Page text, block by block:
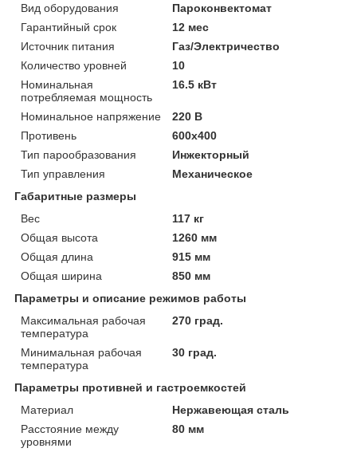
Вид оборудования
Пароконвектомат
Гарантийный срок
12 мес
Источник питания
Газ/Электричество
Количество уровней
10
Номинальная
потребляемая мощность
16.5 кВт
Номинальное напряжение
220 В
Противень
600x400
Тип парообразования
Инжекторный
Тип управления
Механическое
Габаритные размеры
Вес
117 кг
Общая высота
1260 мм
Общая длина
915 мм
Общая ширина
850 мм
Параметры и описание режимов работы
Максимальная рабочая
температура
270 град.
Минимальная рабочая
температура
30 град.
Параметры противней и гастроемкостей
Материал
Нержавеющая сталь
Расстояние между
уровнями
80 мм